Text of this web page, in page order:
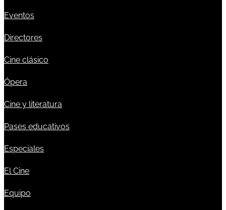
Eventos
Directores
Cine clásico
Ópera
Cine y literatura
Pases educativos
Especiales
El Cine
Equipo